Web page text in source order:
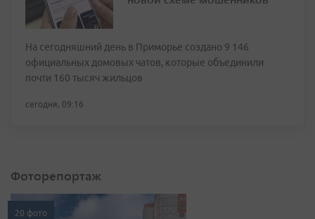
На сегодняшний день в Приморье создано 9 146
официальных домовых чатов, которые объединили
почти 160 тысяч жильцов
сегодня, 09:16
Фоторепортаж
20 фото